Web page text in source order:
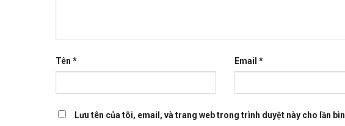
Tên * Email *
Lưu tên của tôi, email, và trang web trong trình duyệt này cho lần